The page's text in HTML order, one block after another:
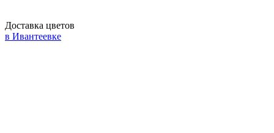
Доставка цветов
в Ивантеевке